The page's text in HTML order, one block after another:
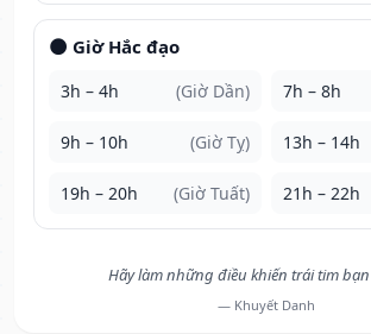
🌑 Giờ Hắc đạo
3h – 4h (Giờ Dần) 7h – 8h
9h – 10h (Giờ Tỵ) 13h – 14h
19h – 20h (Giờ Tuất) 21h – 22h
Hãy làm những điều khiến trái tim
— Khuyết Danh